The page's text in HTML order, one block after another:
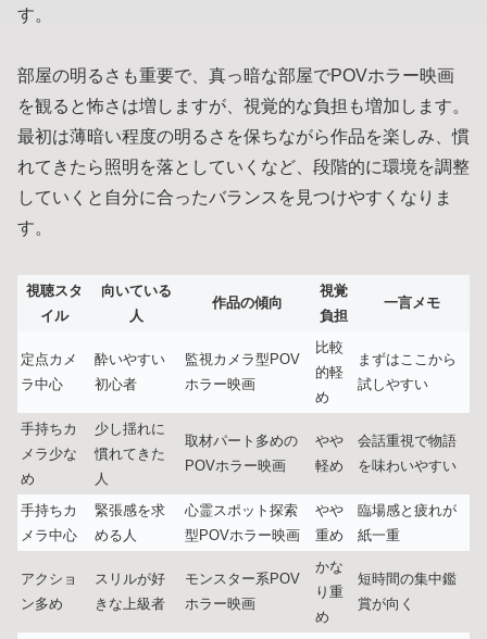
す。
部屋の明るさも重要で、真っ暗な部屋でPOVホラー映画
を観ると怖さは増しますが、視覚的な負担も増加します。
最初は薄暗い程度の明るさを保ちながら作品を楽しみ、慣
れてきたら照明を落としていくなど、段階的に環境を調整
していくと自分に合ったバランスを見つけやすくなりま
す。
視聴スタ
イル
向いている
人
作品の傾向
視覚
負担
一言メモ
定点カメ
ラ中心
酔いやすい
初心者
監視カメラ型POV
ホラー映画
比較
的軽
め
まずはここから
試しやすい
手持ちカ
メラ少な
め
少し揺れに
慣れてきた
人
取材パート多めの
POVホラー映画
やや
軽め
会話重視で物語
を味わいやすい
手持ちカ
メラ中心
緊張感を求
める人
心霊スポット探索
型POVホラー映画
やや
重め
臨場感と疲れが
紙一重
アクショ
ン多め
スリルが好
きな上級者
モンスター系POV
ホラー映画
かな
り重
め
短時間の集中鑑
賞が向く